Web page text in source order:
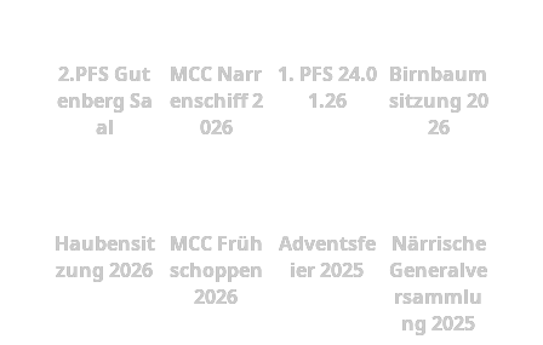
2.PFS Gut
enberg Sa
al
MCC Narr
enschiff 2
026
1. PFS 24.0
1.26
Birnbaum
sitzung 20
26
Haubensit
zung 2026
MCC Früh
schoppen
2026
Adventsfe
ier 2025
Närrische
Generalve
rsammlu
ng 2025